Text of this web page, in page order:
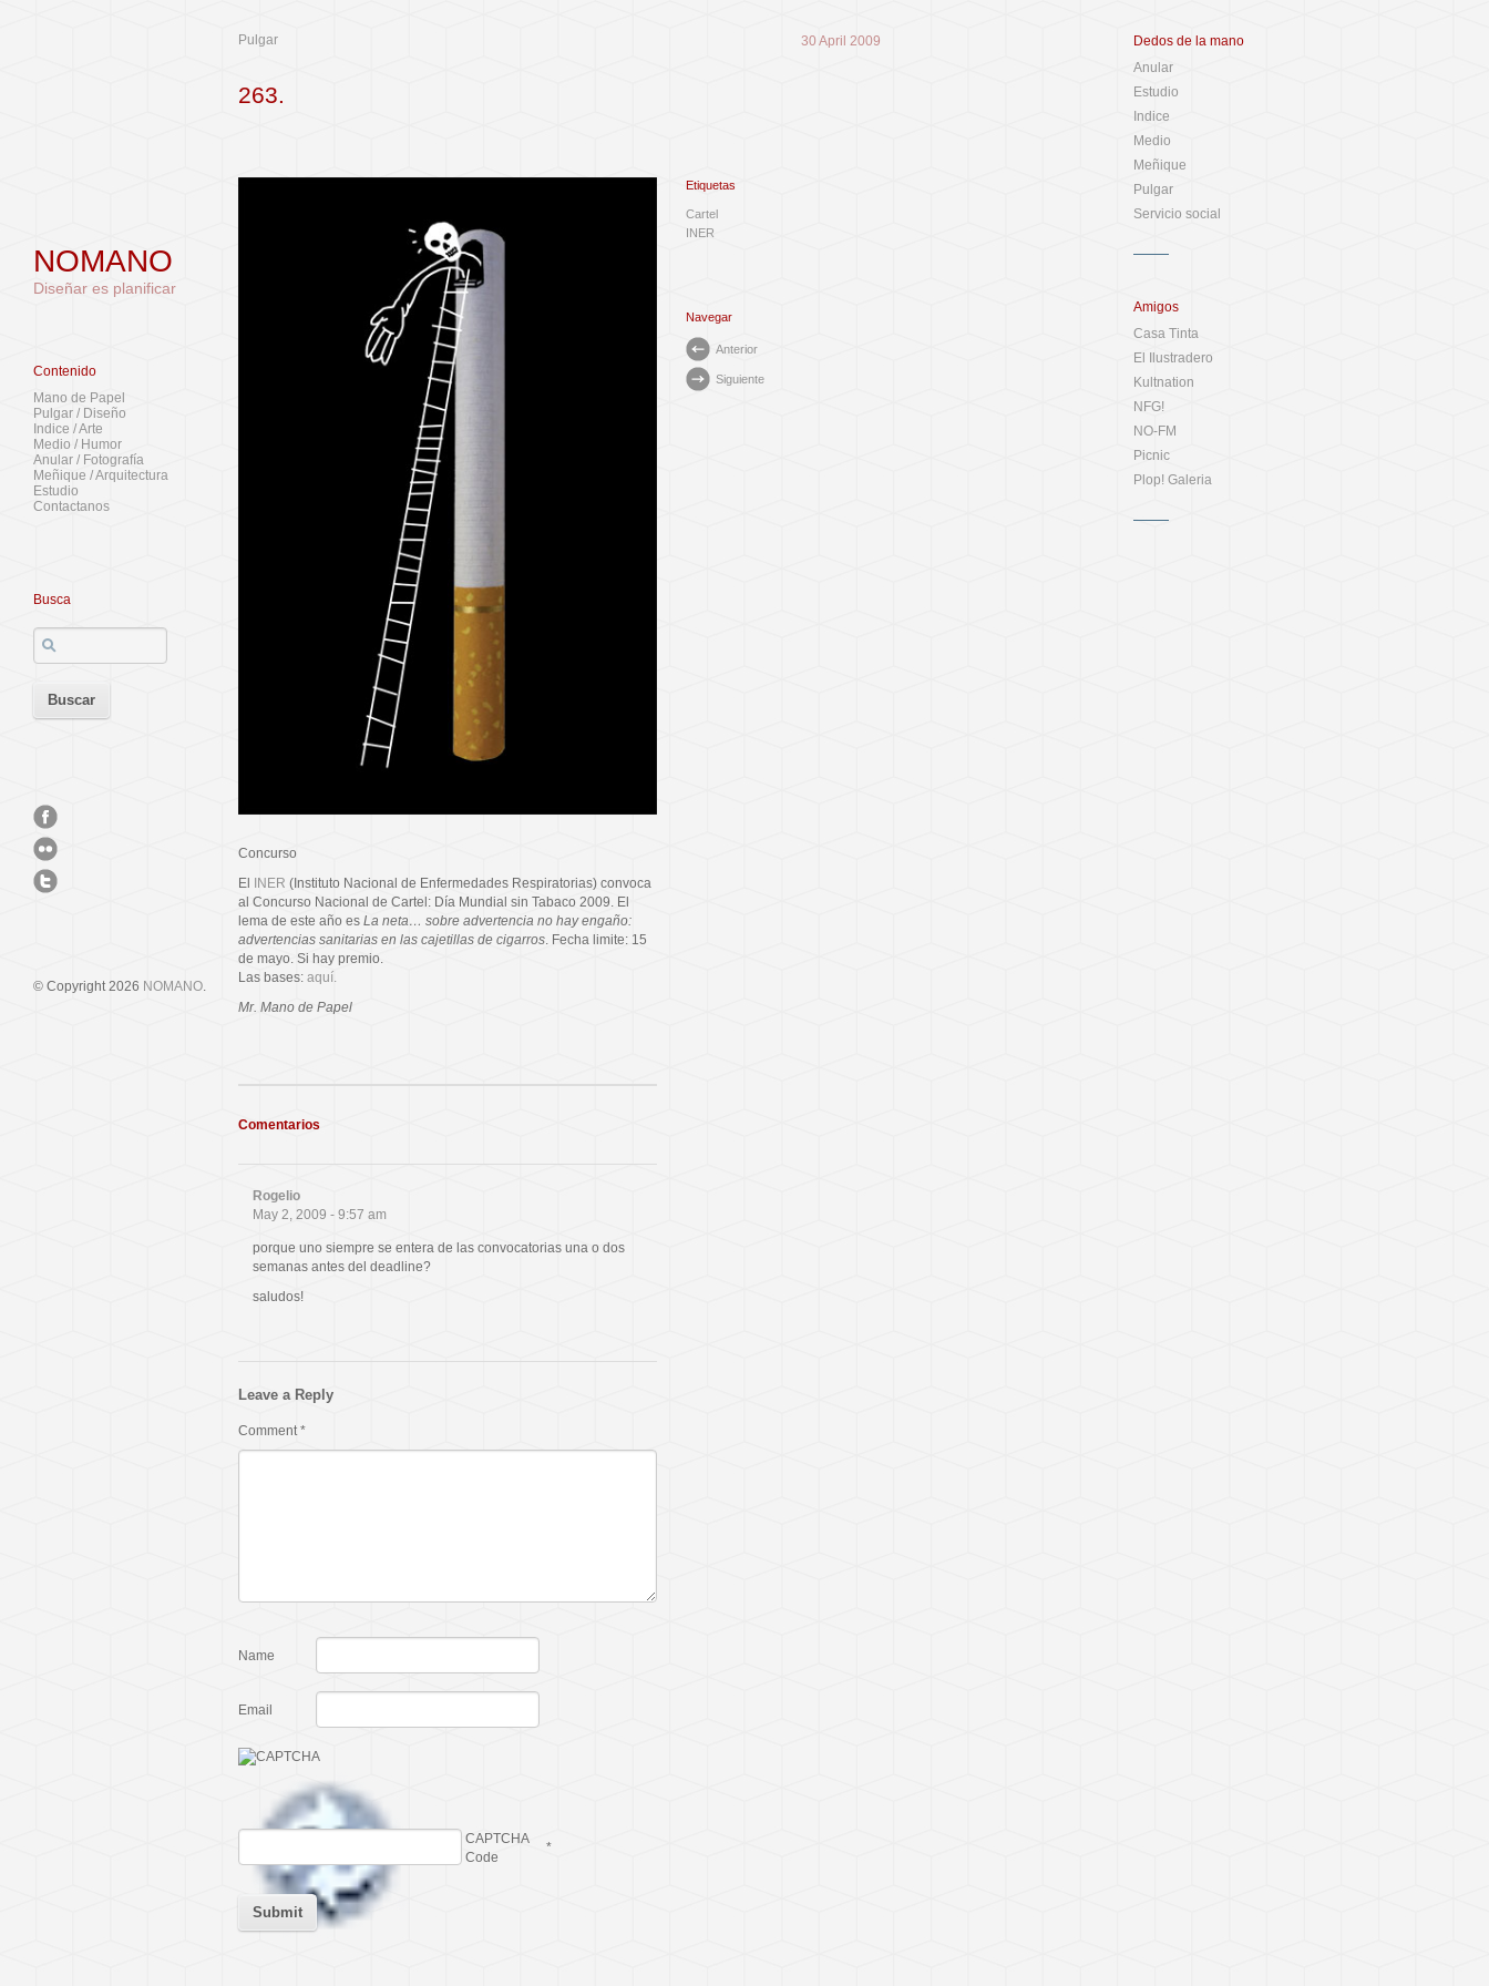
NOMANO
Diseñar es planificar
Contenido
Mano de Papel
Pulgar / Diseño
Indice / Arte
Medio / Humor
Anular / Fotografía
Meñique / Arquitectura
Estudio
Contactanos
Busca
© Copyright 2026 NOMANO.
Pulgar 30 April 2009
263.
Concurso
El INER (Instituto Nacional de Enfermedades Respiratorias) convoca
al Concurso Nacional de Cartel: Día Mundial sin Tabaco 2009. El
lema de este año es La neta… sobre advertencia no hay engaño:
advertencias sanitarias en las cajetillas de cigarros . Fecha limite: 15
de mayo. Si hay premio.
Las bases: aquí.
Mr. Mano de Papel
Comentarios
Rogelio
May 2, 2009 - 9:57 am
porque uno siempre se entera de las convocatorias una o dos
semanas antes del deadline?
saludos!
Leave a Reply
Comment *
Name
Email
CAPTCHA
Code
*
Etiquetas
Cartel
INER
Navegar
Anterior
Siguiente
Dedos de la mano
Anular
Estudio
Indice
Medio
Meñique
Pulgar
Servicio social
Amigos
Casa Tinta
El Ilustradero
Kultnation
NFG!
NO-FM
Picnic
Plop! Galeria